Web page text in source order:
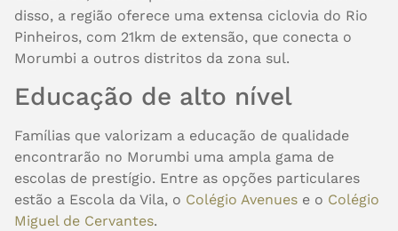
disso, a região oferece uma extensa ciclovia do Rio
Pinheiros, com 21km de extensão, que conecta o
Morumbi a outros distritos da zona sul.
Educação de alto nível
Famílias que valorizam a educação de qualidade
encontrarão no Morumbi uma ampla gama de
escolas de prestígio. Entre as opções particulares
estão a Escola da Vila, o Colégio Avenues e o Colégio
Miguel de Cervantes.